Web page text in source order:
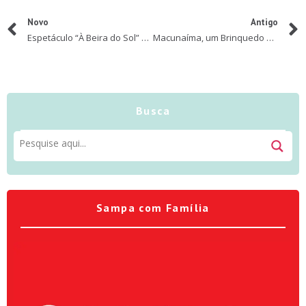
Novo
Espetáculo “À Beira do Sol” chega a São Paulo para temporada no Sesc Belenzinho
Antigo
Macunaíma, um Brinquedo adapta obra clássica da literatura brasileira para espetáculo que mescla teatro e contação de histórias
Busca
Sampa com Família